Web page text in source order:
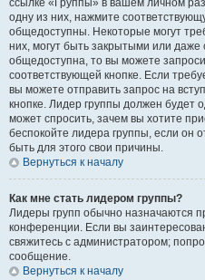
ссылке «Группы» в вашем личном
одну из них, нажмите
общедоступны. Некоторые могут
них, могут быть закрытыми или даже
общедоступна, то вы можете
соответствующей кнопке. Если
вы можете отправить запрос на
кнопке. Лидер группы должен будет
может спросить, зачем вы хотите
беспокойте лидера группы, если он
быть для этого свои причины.
Вернуться к началу
Как мне стать лидером группы?
Лидеры групп обычно назначаются
конференции. Если вы
свяжитесь с администратором;
сообщение.
Вернуться к началу